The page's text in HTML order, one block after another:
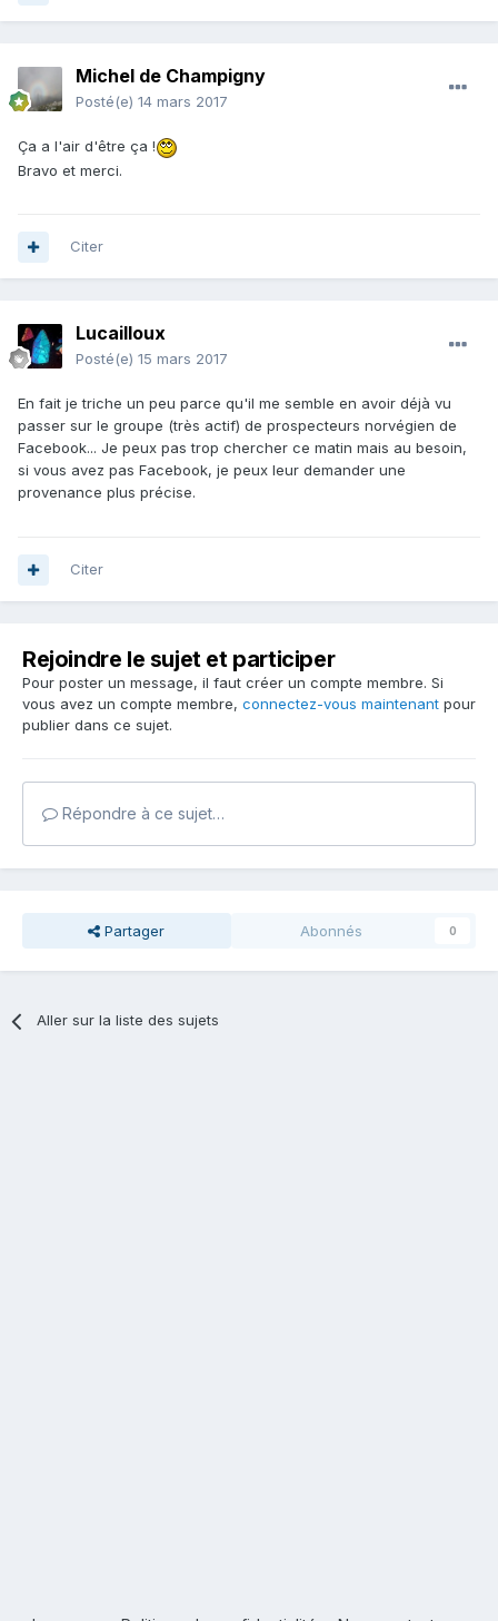
Michel de Champigny
Posté(e) 14 mars 2017
Ça a l'air d'être ça !
Bravo et merci.
Citer
Lucailloux
Posté(e) 15 mars 2017
En fait je triche un peu parce qu'il me semble en avoir déjà vu
passer sur le groupe (très actif) de prospecteurs norvégien de
Facebook... Je peux pas trop chercher ce matin mais au besoin,
si vous avez pas Facebook, je peux leur demander une
provenance plus précise.
Citer
Rejoindre le sujet et participer
Pour poster un message, il faut créer un compte membre. Si
vous avez un compte membre, connectez-vous maintenant pour
publier dans ce sujet.
Répondre à ce sujet…
Partager Abonnés 0
Aller sur la liste des sujets